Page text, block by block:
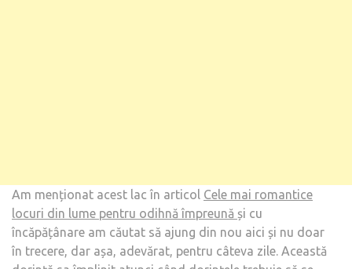
Am menționat acest lac în articol Cele mai romantice
locuri din lume pentru odihnă împreună și cu
încăpățânare am căutat să ajung din nou aici și nu doar
în trecere, dar așa, adevărat, pentru câteva zile. Această